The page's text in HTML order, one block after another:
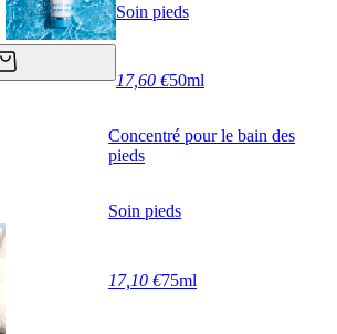
Soin pieds
17,60 €50ml
Concentré pour le bain des
pieds
Soin pieds
17,10 €75ml